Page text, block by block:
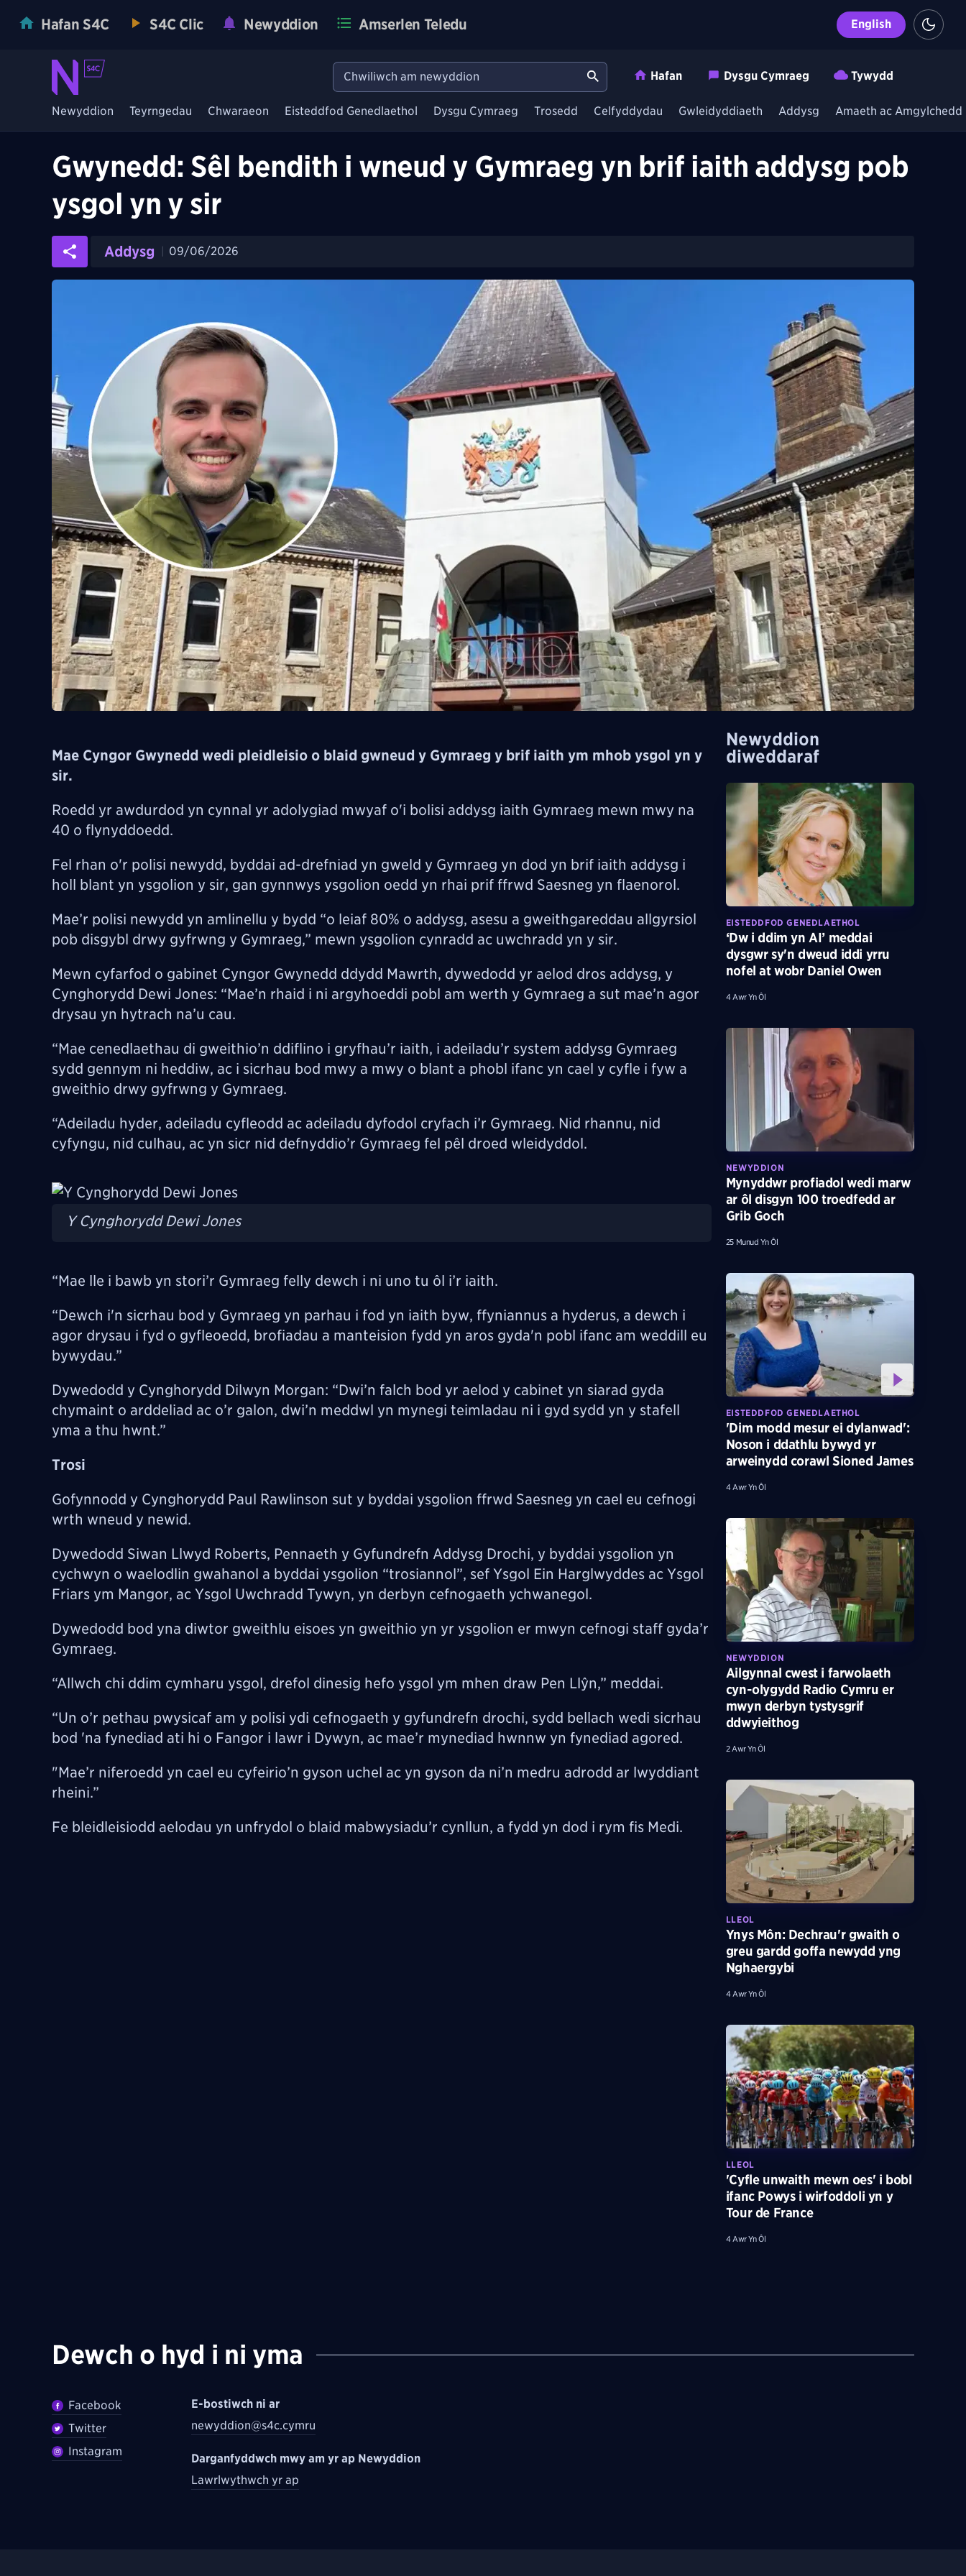
Hafan S4C S4C Clic Newyddion Amserlen Teledu English
Hafan Dysgu Cymraeg Tywydd
Newyddion Teyrngedau Chwaraeon Eisteddfod Genedlaethol Dysgu Cymraeg Trosedd Celfyddydau Gwleidyddiaeth Addysg Amaeth ac Amgylchedd
Gwynedd: Sêl bendith i wneud y Gymraeg yn brif iaith addysg pob
ysgol yn y sir
Addysg 09/06/2026
Mae Cyngor Gwynedd wedi pleidleisio o blaid gwneud y Gymraeg y brif iaith ym mhob ysgol yn y
sir.
Roedd yr awdurdod yn cynnal yr adolygiad mwyaf o'i bolisi addysg iaith Gymraeg mewn mwy na
40 o flynyddoedd.
Fel rhan o'r polisi newydd, byddai ad-drefniad yn gweld y Gymraeg yn dod yn brif iaith addysg i
holl blant yn ysgolion y sir, gan gynnwys ysgolion oedd yn rhai prif ffrwd Saesneg yn flaenorol.
Mae’r polisi newydd yn amlinellu y bydd “o leiaf 80% o addysg, asesu a gweithgareddau allgyrsiol
pob disgybl drwy gyfrwng y Gymraeg,” mewn ysgolion cynradd ac uwchradd yn y sir.
Mewn cyfarfod o gabinet Cyngor Gwynedd ddydd Mawrth, dywedodd yr aelod dros addysg, y
Cynghorydd Dewi Jones: “Mae’n rhaid i ni argyhoeddi pobl am werth y Gymraeg a sut mae’n agor
drysau yn hytrach na’u cau.
“Mae cenedlaethau di gweithio’n ddiflino i gryfhau’r iaith, i adeiladu’r system addysg Gymraeg
sydd gennym ni heddiw, ac i sicrhau bod mwy a mwy o blant a phobl ifanc yn cael y cyfle i fyw a
gweithio drwy gyfrwng y Gymraeg.
“Adeiladu hyder, adeiladu cyfleodd ac adeiladu dyfodol cryfach i’r Gymraeg. Nid rhannu, nid
cyfyngu, nid culhau, ac yn sicr nid defnyddio’r Gymraeg fel pêl droed wleidyddol.
Image
Y Cynghorydd Dewi Jones
“Mae lle i bawb yn stori’r Gymraeg felly dewch i ni uno tu ôl i’r iaith.
“Dewch i'n sicrhau bod y Gymraeg yn parhau i fod yn iaith byw, ffyniannus a hyderus, a dewch i
agor drysau i fyd o gyfleoedd, brofiadau a manteision fydd yn aros gyda'n pobl ifanc am weddill eu
bywydau.”
Dywedodd y Cynghorydd Dilwyn Morgan: “Dwi’n falch bod yr aelod y cabinet yn siarad gyda
chymaint o arddeliad ac o’r galon, dwi’n meddwl yn mynegi teimladau ni i gyd sydd yn y stafell
yma a thu hwnt.”
Trosi
Gofynnodd y Cynghorydd Paul Rawlinson sut y byddai ysgolion ffrwd Saesneg yn cael eu cefnogi
wrth wneud y newid.
Dywedodd Siwan Llwyd Roberts, Pennaeth y Gyfundrefn Addysg Drochi, y byddai ysgolion yn
cychwyn o waelodlin gwahanol a byddai ysgolion “trosiannol”, sef Ysgol Ein Harglwyddes ac Ysgol
Friars ym Mangor, ac Ysgol Uwchradd Tywyn, yn derbyn cefnogaeth ychwanegol.
Dywedodd bod yna diwtor gweithlu eisoes yn gweithio yn yr ysgolion er mwyn cefnogi staff gyda’r
Gymraeg.
“Allwch chi ddim cymharu ysgol, drefol dinesig hefo ysgol ym mhen draw Pen Llŷn,” meddai.
“Un o’r pethau pwysicaf am y polisi ydi cefnogaeth y gyfundrefn drochi, sydd bellach wedi sicrhau
bod 'na fynediad ati hi o Fangor i lawr i Dywyn, ac mae’r mynediad hwnnw yn fynediad agored.
"Mae’r niferoedd yn cael eu cyfeirio’n gyson uchel ac yn gyson da ni’n medru adrodd ar lwyddiant
rheini.”
Fe bleidleisiodd aelodau yn unfrydol o blaid mabwysiadu’r cynllun, a fydd yn dod i rym fis Medi.
Newyddion
diweddaraf
EISTEDDFOD GENEDLAETHOL
‘Dw i ddim yn AI’ meddai
dysgwr sy'n dweud iddi yrru
nofel at wobr Daniel Owen
4 Awr Yn Ôl
NEWYDDION
Mynyddwr profiadol wedi marw
ar ôl disgyn 100 troedfedd ar
Grib Goch
25 Munud Yn Ôl
EISTEDDFOD GENEDLAETHOL
'Dim modd mesur ei dylanwad':
Noson i ddathlu bywyd yr
arweinydd corawl Sioned James
4 Awr Yn Ôl
NEWYDDION
Ailgynnal cwest i farwolaeth
cyn-olygydd Radio Cymru er
mwyn derbyn tystysgrif
ddwyieithog
2 Awr Yn Ôl
LLEOL
Ynys Môn: Dechrau'r gwaith o
greu gardd goffa newydd yng
Nghaergybi
4 Awr Yn Ôl
LLEOL
'Cyfle unwaith mewn oes' i bobl
ifanc Powys i wirfoddoli yn y
Tour de France
4 Awr Yn Ôl
Dewch o hyd i ni yma
Facebook
Twitter
Instagram
E-bostiwch ni ar
newyddion@s4c.cymru
Darganfyddwch mwy am yr ap Newyddion
Lawrlwythwch yr ap